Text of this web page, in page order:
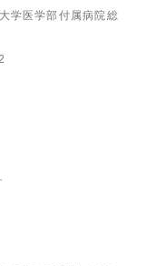
学医学部付属病院総